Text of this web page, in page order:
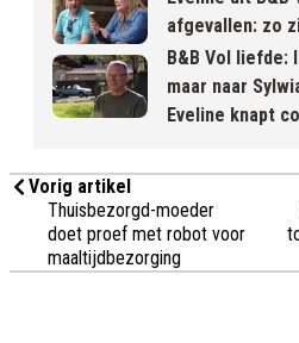
afgevallen: zo
B&B Vol liefde:
maar naar
Eveline knapt
Vorig artikel
Thuisbezorgd-moeder
doet proef met robot voor
maaltijdbezorging